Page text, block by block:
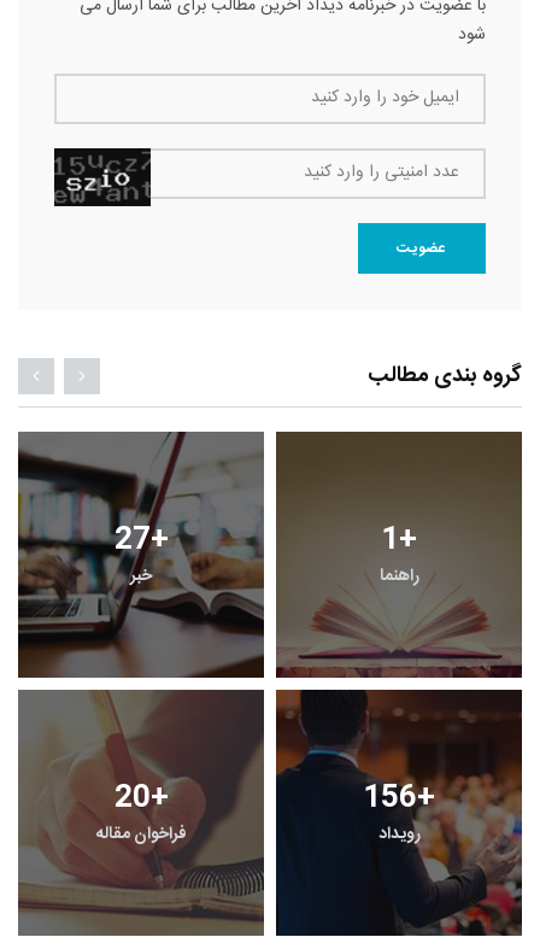
با عضویت در خبرنامه دیداد آخرین مطالب برای شما ارسال می
شود
ایمیل خود را وارد کنید
عدد امنیتی را وارد کنید
عضویت
گروه بندی مطالب
27+
خبر
1+
راهنما
20+
فراخوان مقاله
156+
رویداد